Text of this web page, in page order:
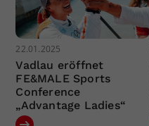
22.01.2025
Vadlau eröffnet
FE&MALE Sports
Conference
„Advantage Ladies“